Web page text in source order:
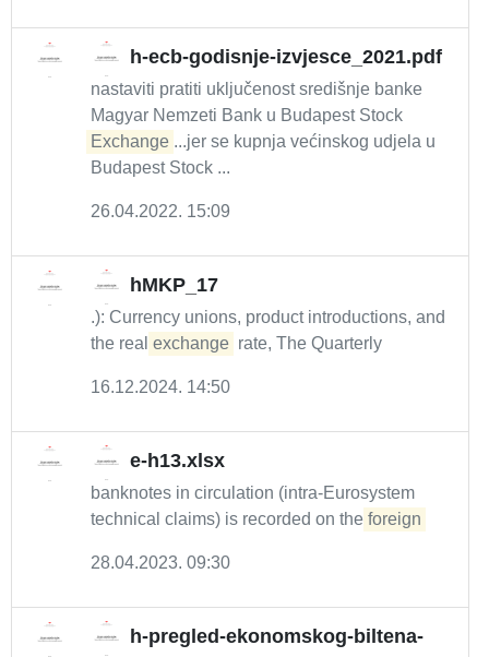
h-ecb-godisnje-izvjesce_2021.pdf
nastaviti pratiti uključenost središnje banke
Magyar Nemzeti Bank u Budapest Stock
Exchange ...jer se kupnja većinskog udjela u
Budapest Stock ...
26.04.2022. 15:09
hMKP_17
.): Currency unions, product introductions, and
the real exchange rate, The Quarterly
16.12.2024. 14:50
e-h13.xlsx
banknotes in circulation (intra-Eurosystem
technical claims) is recorded on the foreign
28.04.2023. 09:30
h-pregled-ekonomskog-biltena-